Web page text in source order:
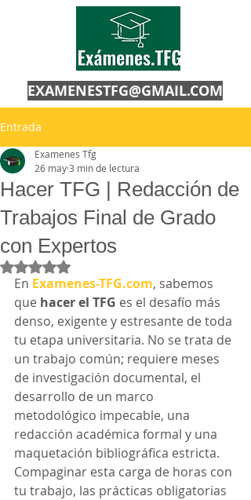
EXAMENESTFG@GMAIL.COM
Entrada
Hacer TFG | Redacción de
Trabajos Final de Grado
con Expertos
Examenes Tfg
26 may3 min de lectura
Obtuvo NaN de 5 estrellas.
En Examenes-TFG.com, sabemos
que hacer el TFG es el desafío más
denso, exigente y estresante de toda
tu etapa universitaria. No se trata de
un trabajo común; requiere meses
de investigación documental, el
desarrollo de un marco
metodológico impecable, una
redacción académica formal y una
maquetación bibliográfica estricta.
Compaginar esta carga de horas con
tu trabajo, las prácticas obligatorias